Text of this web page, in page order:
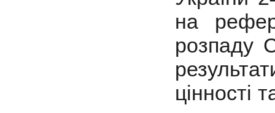
на
розпаду
цінності